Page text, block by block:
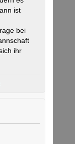
ist
bei
ihr